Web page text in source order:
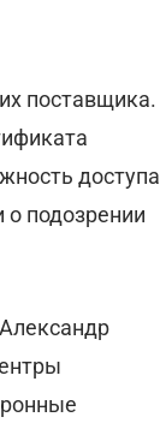
поставщика.
доступа
подозрении